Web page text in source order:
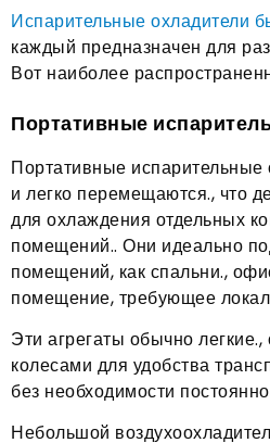
Испарительные охладители
каждый предназначен для
Вот наиболее
Портативные
Портативные испарительные
и легко перемещаются., что
для охлаждения отдельных
помещений.. Они идеально
помещений, как спальни.,
помещение, требующее
Эти агрегаты обычно
колесами для удобства
без необходимости
Небольшой